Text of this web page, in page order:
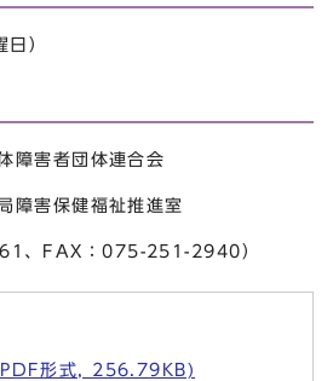
）
障害者団体連合会
障害保健福祉推進室
、FAX：075-251-2940）
形式, 256.79KB)